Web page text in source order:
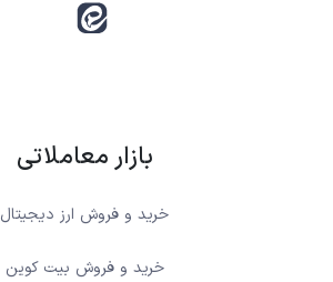
بازار معاملاتی
خرید و فروش ارز دیجیتال
خرید و فروش بیت کوین